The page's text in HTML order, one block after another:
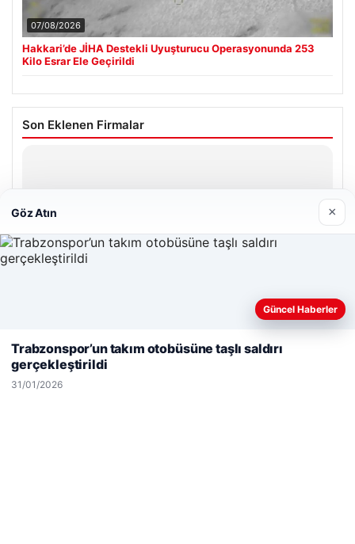
07/08/2026
Hakkari’de JİHA Destekli Uyuşturucu Operasyonunda 253
Kilo Esrar Ele Geçirildi
Son Eklenen Firmalar
Web sitemizi nasıl kullandığınızı daha iyi anlayabilmek,
kullanıyoruz.Çerez Politikamız
Reddet
Göz Atın ×
Güncel Haberler
Trabzonspor’un takım otobüsüne taşlı saldırı
gerçekleştirildi
31/01/2026